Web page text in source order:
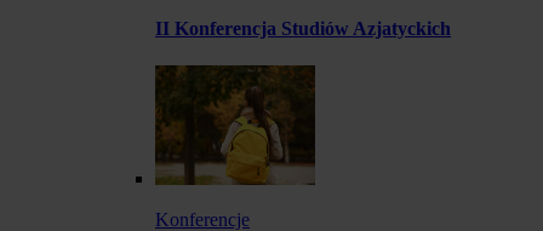
II Konferencja Studiów Azjatyckich
Konferencje